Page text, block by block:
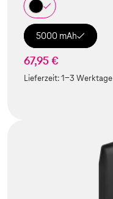
5000 mAh
67,95 €
Lieferzeit:1-3 Werktage